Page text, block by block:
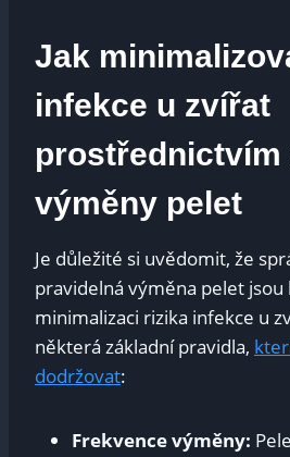
Jak
infekce u zvířat
prostřednictvím
výměny pelet
Je důležité si uvědomit, že
pravidelná výměna pelet jsou
minimalizaci rizika infekce u
některá základní pravidla,
dodržovat:
Frekvence výměny: